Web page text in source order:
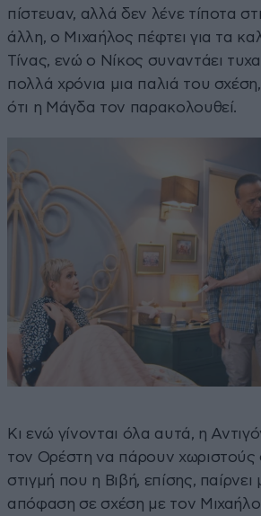
πίστευαν, αλλά δεν λένε τίποτα
άλλη, ο Μιχαήλος πέφτει για τα
Τίνας, ενώ ο Νίκος συναντάει
πολλά χρόνια μια παλιά του
ότι η Μάγδα τον παρακολουθεί.
Κι ενώ γίνονται όλα αυτά, η
τον Ορέστη να πάρουν χωριστούς
στιγμή που η Βιβή, επίσης, παίρνει
απόφαση σε σχέση με τον